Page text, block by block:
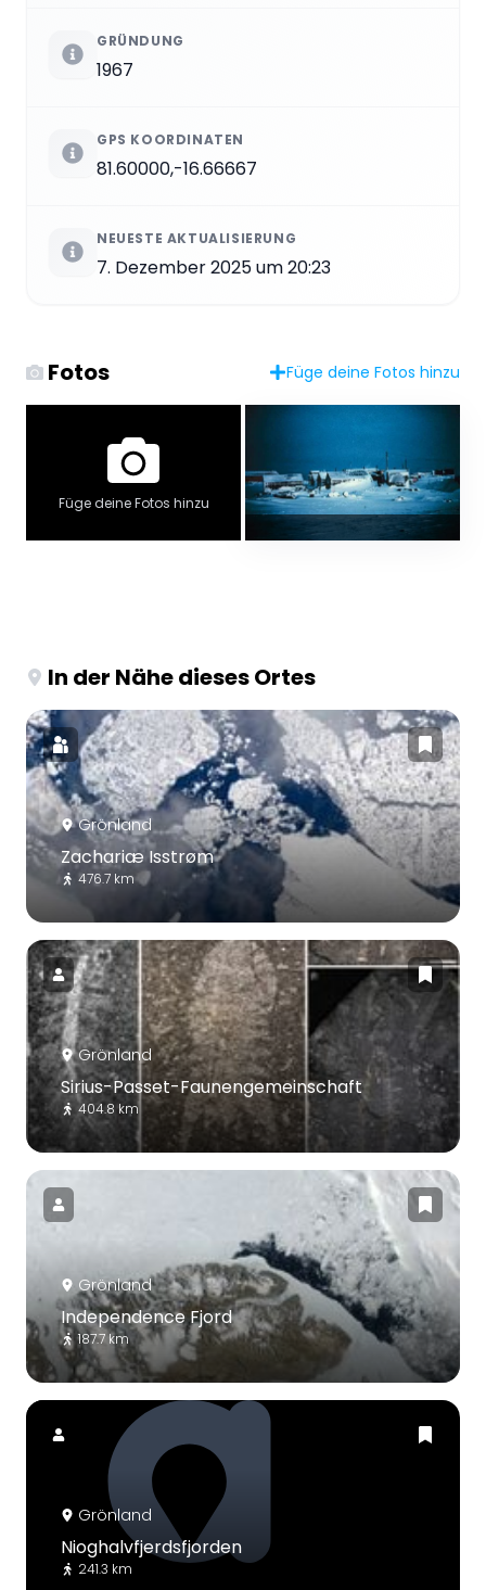
GRÜNDUNG
1967
GPS KOORDINATEN
81.60000,-16.66667
NEUESTE AKTUALISIERUNG
7. Dezember 2025 um 20:23
Fotos Füge deine Fotos hinzu
Füge deine Fotos hinzu
In der Nähe dieses Ortes
Grönland
Zachariæ Isstrøm
476.7 km
Grönland
Sirius-Passet-Faunengemeinschaft
404.8 km
Grönland
Independence Fjord
187.7 km
Grönland
Nioghalvfjerdsfjorden
241.3 km